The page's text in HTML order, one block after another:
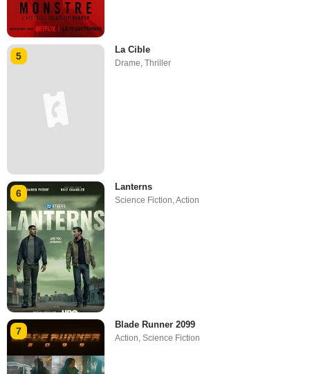
5
La Cible
Drame,Thriller
6
Lanterns
Science Fiction,Action
7
Blade Runner 2099
Action ,Science Fiction